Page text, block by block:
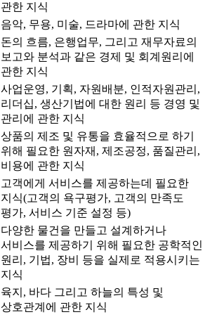
관한 지식
음악, 무용, 미술, 드라마에 관한 지식
돈의 흐름, 은행업무, 그리고 재무자료의
보고와 분석과 같은 경제 및 회계원리에
관한 지식
사업운영, 기획, 자원배분, 인적자원관리,
리더십, 생산기법에 대한 원리 등 경영 및
관리에 관한 지식
상품의 제조 및 유통을 효율적으로 하기
위해 필요한 원자재, 제조공정, 품질관리,
비용에 관한 지식
고객에게 서비스를 제공하는데 필요한
지식(고객의 욕구평가, 고객의 만족도
평가, 서비스 기준 설정 등)
다양한 물건을 만들고 설계하거나
서비스를 제공하기 위해 필요한 공학적인
원리, 기법, 장비 등을 실제로 적용시키는
지식
육지, 바다 그리고 하늘의 특성 및
상호관계에 관한 지식